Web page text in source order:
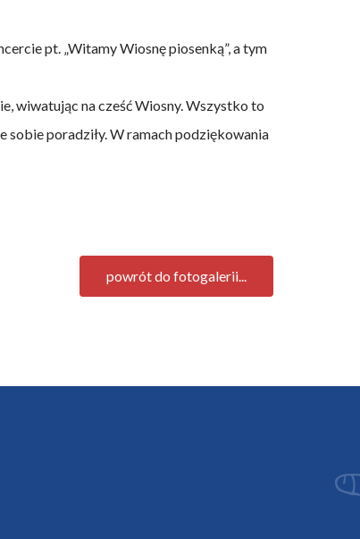
pt. „Witamy Wiosnę piosenką”, a tym
wiwatując na cześć Wiosny. Wszystko to
poradziły. W ramach podziękowania
powrót do fotogalerii...